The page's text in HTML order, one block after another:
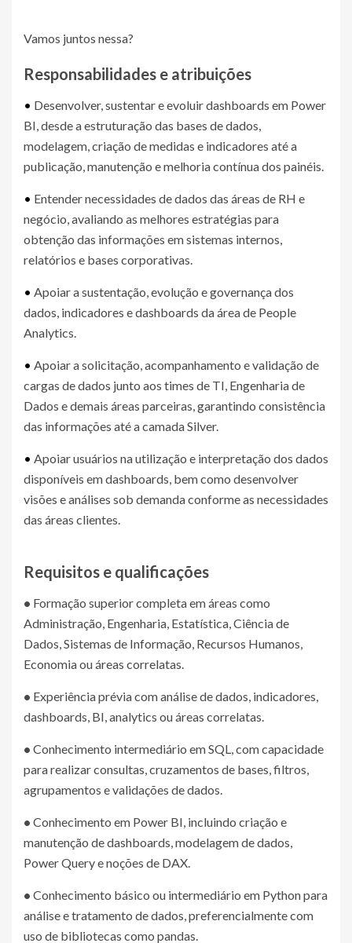
Vamos juntos nessa?
Responsabilidades e atribuições
• Desenvolver, sustentar e evoluir dashboards em Power
BI, desde a estruturação das bases de dados,
modelagem, criação de medidas e indicadores até a
publicação, manutenção e melhoria contínua dos painéis.
• Entender necessidades de dados das áreas de RH e
negócio, avaliando as melhores estratégias para
obtenção das informações em sistemas internos,
relatórios e bases corporativas.
• Apoiar a sustentação, evolução e governança dos
dados, indicadores e dashboards da área de People
Analytics.
• Apoiar a solicitação, acompanhamento e validação de
cargas de dados junto aos times de TI, Engenharia de
Dados e demais áreas parceiras, garantindo consistência
das informações até a camada Silver.
• Apoiar usuários na utilização e interpretação dos dados
disponíveis em dashboards, bem como desenvolver
visões e análises sob demanda conforme as necessidades
das áreas clientes.
Requisitos e qualificações
• Formação superior completa em áreas como
Administração, Engenharia, Estatística, Ciência de
Dados, Sistemas de Informação, Recursos Humanos,
Economia ou áreas correlatas.
• Experiência prévia com análise de dados, indicadores,
dashboards, BI, analytics ou áreas correlatas.
• Conhecimento intermediário em SQL, com capacidade
para realizar consultas, cruzamentos de bases, filtros,
agrupamentos e validações de dados.
• Conhecimento em Power BI, incluindo criação e
manutenção de dashboards, modelagem de dados,
Power Query e noções de DAX.
• Conhecimento básico ou intermediário em Python para
análise e tratamento de dados, preferencialmente com
uso de bibliotecas como pandas.